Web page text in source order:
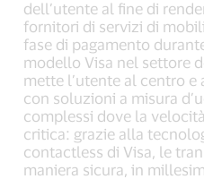
dell’utente al fine di
fornitori di servizi di
fase di pagamento
modello Visa nel settore
mette l’utente al centro
con soluzioni a misura
complessi dove la
critica: grazie alla
contactless di Visa, le
maniera sicura, in